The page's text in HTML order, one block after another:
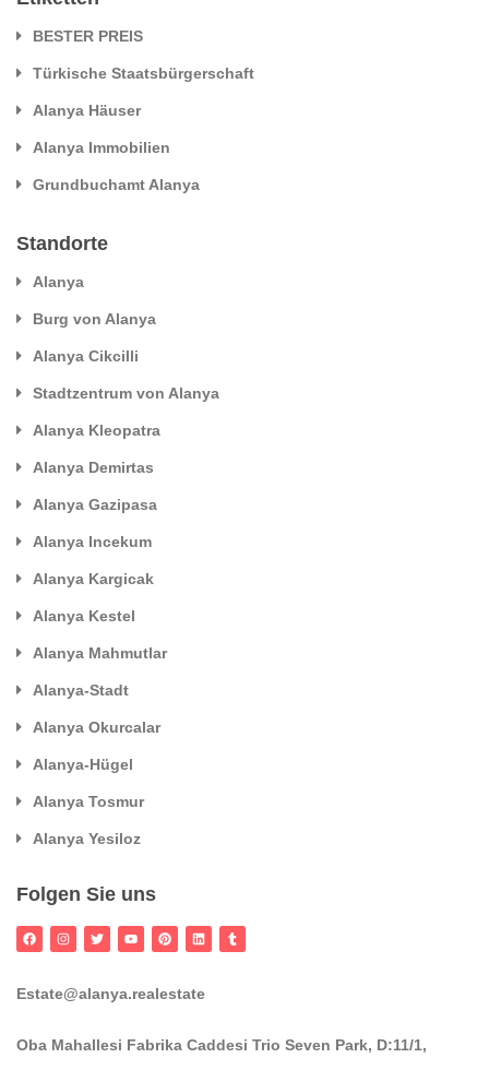
BESTER PREIS
Türkische Staatsbürgerschaft
Alanya Häuser
Alanya Immobilien
Grundbuchamt Alanya
Standorte
Alanya
Burg von Alanya
Alanya Cikcilli
Stadtzentrum von Alanya
Alanya Kleopatra
Alanya Demirtas
Alanya Gazipasa
Alanya Incekum
Alanya Kargicak
Alanya Kestel
Alanya Mahmutlar
Alanya-Stadt
Alanya Okurcalar
Alanya-Hügel
Alanya Tosmur
Alanya Yesiloz
Folgen Sie uns
Estate@alanya.realestate
Oba Mahallesi Fabrika Caddesi Trio Seven Park, D:11/1,